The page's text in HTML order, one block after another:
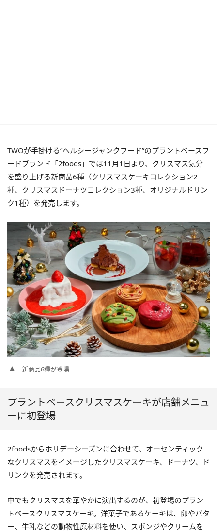
TWOが手掛ける“ヘルシージャンクフード”のプラントベースフ
ードブランド「2foods」では11月1日より、クリスマス気分
を盛り上げる新商品6種（クリスマスケーキコレクション2
種、クリスマスドーナツコレクション3種、オリジナルドリン
ク1種）を発売します。
新商品6種が登場
プラントベースクリスマスケーキが店舗メニュ
ーに初登場
2foodsからホリデーシーズンに合わせて、オーセンティック
なクリスマスをイメージしたクリスマスケーキ、ドーナツ、ド
リンクを発売されます。
中でもクリスマスを華やかに演出するのが、初登場のプラン
トベースクリスマスケーキ。洋菓子であるケーキは、卵やバタ
ー、牛乳などの動物性原材料を使い、スポンジやクリームを